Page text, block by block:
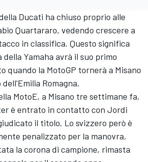
Ducati ha chiuso proprio alle
Quartararo, vedendo crescere a
in classifica. Questo significa
Yamaha avrà il suo primo
quando la MotoGP tornerà a Misano
Romagna.
MotoE, a Misano tre settimane fa,
è entrato in contatto con Jordi
il titolo. Lo svizzero però è
penalizzato per la manovra,
la corona di campione, rimasta